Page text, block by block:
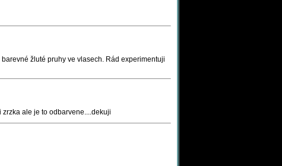
žluté pruhy ve vlasech. Rád experimentuji
ale je to odbarvene....dekuji